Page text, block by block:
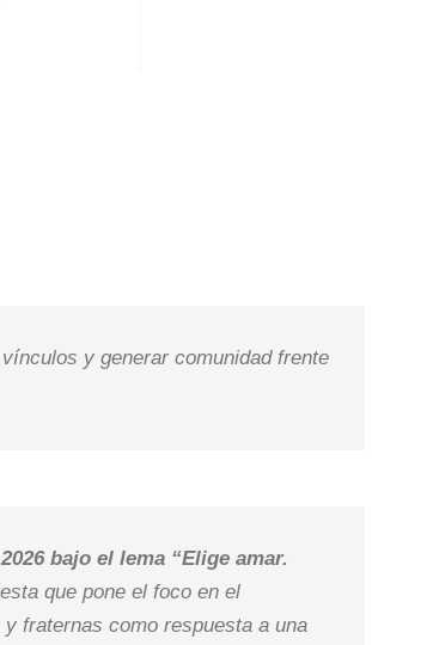
y generar comunidad frente
bajo el lema “Elige amar.
que pone el foco en el
fraternas como respuesta a una